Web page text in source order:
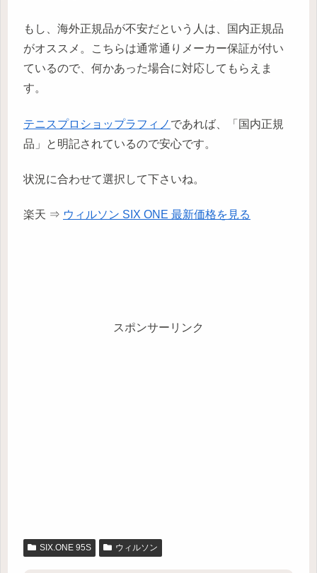
もし、海外正規品が不安だという人は、国内正規品
がオススメ。こちらは通常通りメーカー保証が付い
ているので、何かあった場合に対応してもらえま
す。
テニスプロショップラフィノ であれば、「国内正規
品」と明記されているので安心です。
状況に合わせて選択して下さいね。
楽天 ⇒ ウィルソン SIX ONE 最新価格を見る
スポンサーリンク
SIX.ONE 95S ウィルソン